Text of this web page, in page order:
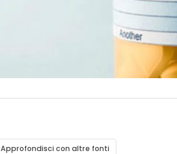
Approfondisci con altre fonti